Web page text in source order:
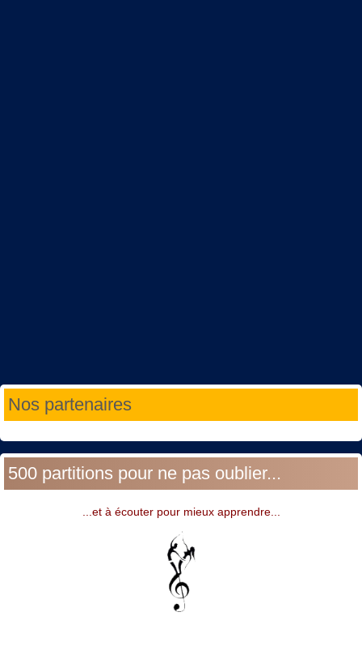
Nos partenaires
500 partitions pour ne pas oublier...
...et à écouter pour mieux apprendre...
Année
précédente
Mois
précédent
Année
suivante
Mois
suivant